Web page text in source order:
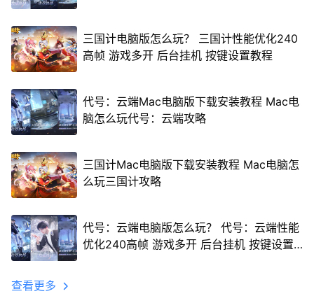
三国计电脑版怎么玩？ 三国计性能优化240
高帧 游戏多开 后台挂机 按键设置教程
代号：云端Mac电脑版下载安装教程 Mac电
脑怎么玩代号：云端攻略
三国计Mac电脑版下载安装教程 Mac电脑怎
么玩三国计攻略
代号：云端电脑版怎么玩？ 代号：云端性能
优化240高帧 游戏多开 后台挂机 按键设置
查看更多